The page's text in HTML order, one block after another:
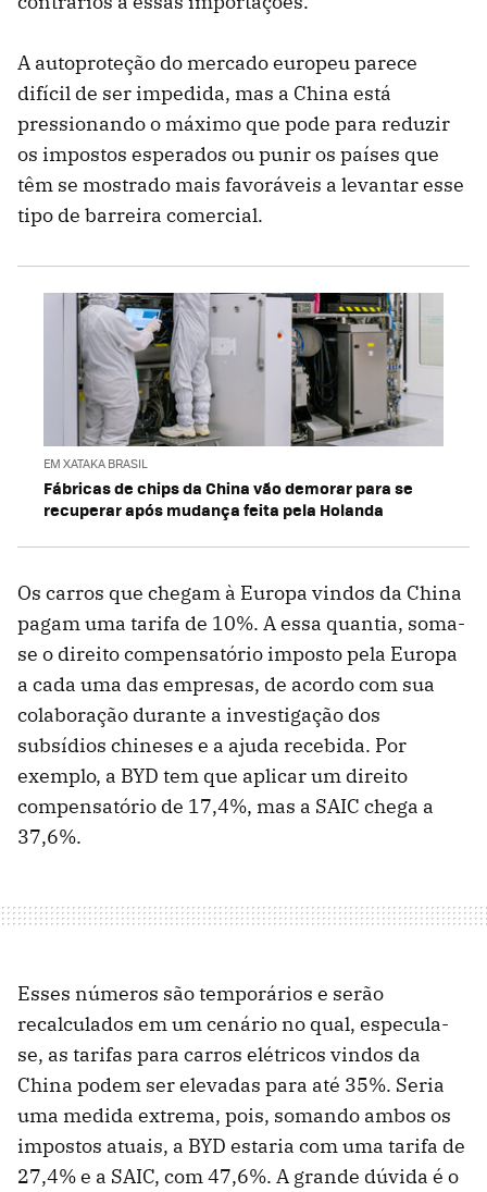
A autoproteção do mercado europeu parece
difícil de ser impedida, mas a China está
pressionando o máximo que pode para reduzir
os impostos esperados ou punir os países que
têm se mostrado mais favoráveis a levantar esse
tipo de barreira comercial.
EM XATAKA BRASIL
Fábricas de chips da China vão demorar para se
recuperar após mudança feita pela Holanda
Os carros que chegam à Europa vindos da China
pagam uma tarifa de 10%. A essa quantia, soma-
se o direito compensatório imposto pela Europa
a cada uma das empresas, de acordo com sua
colaboração durante a investigação dos
subsídios chineses e a ajuda recebida. Por
exemplo, a BYD tem que aplicar um direito
compensatório de 17,4%, mas a SAIC chega a
37,6%.
Esses números são temporários e serão
recalculados em um cenário no qual, especula-
se, as tarifas para carros elétricos vindos da
China podem ser elevadas para até 35%. Seria
uma medida extrema, pois, somando ambos os
impostos atuais, a BYD estaria com uma tarifa de
27,4% e a SAIC, com 47,6%. A grande dúvida é o